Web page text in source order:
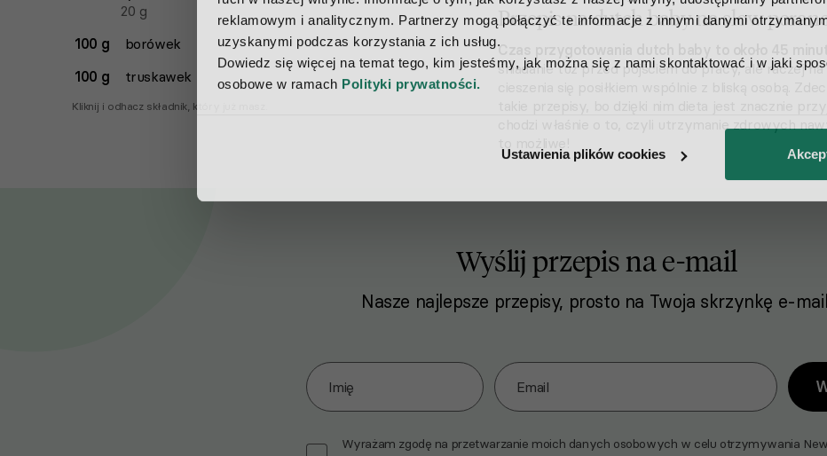
reklamowym i analitycznym. Partnerzy mogą połączyć te informacje z innymi danymi
uzyskanymi podczas korzystania z ich usług.
Dowiedz się więcej na temat tego, kim jesteśmy, jak można się z nami skontaktować i w jaki
osobowe w ramach Polityki prywatności.
Ustawienia plików cookies
20 g
100 g
borówek
100 g
truskawek
Kliknij i odhacz składnik, który już masz.
Przepis na dutch baby na slow
Czas przygotowania dutch baby to około 45 minut.
śniadanie tuż przed pójściem do pracy, ale raczej
cieszenia się posiłkiem wspólnie z bliską osobą.
takie przepisy, bo dzięki nim dieta jest znacznie
chodzi właśnie o to, czyli utrzymanie zdrowych
Wyślij przepis na e-mail
Nasze najlepsze przepisy, prosto na Twoja skrzynkę e-
Zapisz się do naszego Newslettera
Imię Email
Wyrażam zgodę na przetwarzanie moich danych osobowych w celu otrzymywania